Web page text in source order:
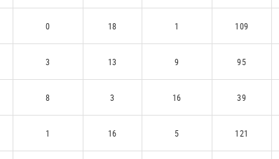
0 18 1 109
3 13 9 95
8 3 16 39
1 16 5 121